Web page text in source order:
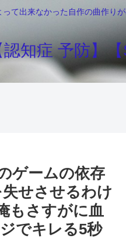
て出来なかった自作の曲作り
知症 予防】【
ゲームの依存
せさせるわけ
もさすがに血
でキレる5秒